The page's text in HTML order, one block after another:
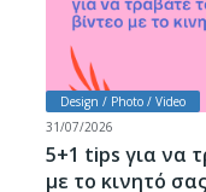
Design / Photo / Video
31/07/2026
5+1 tips για να
με το κινητό σας